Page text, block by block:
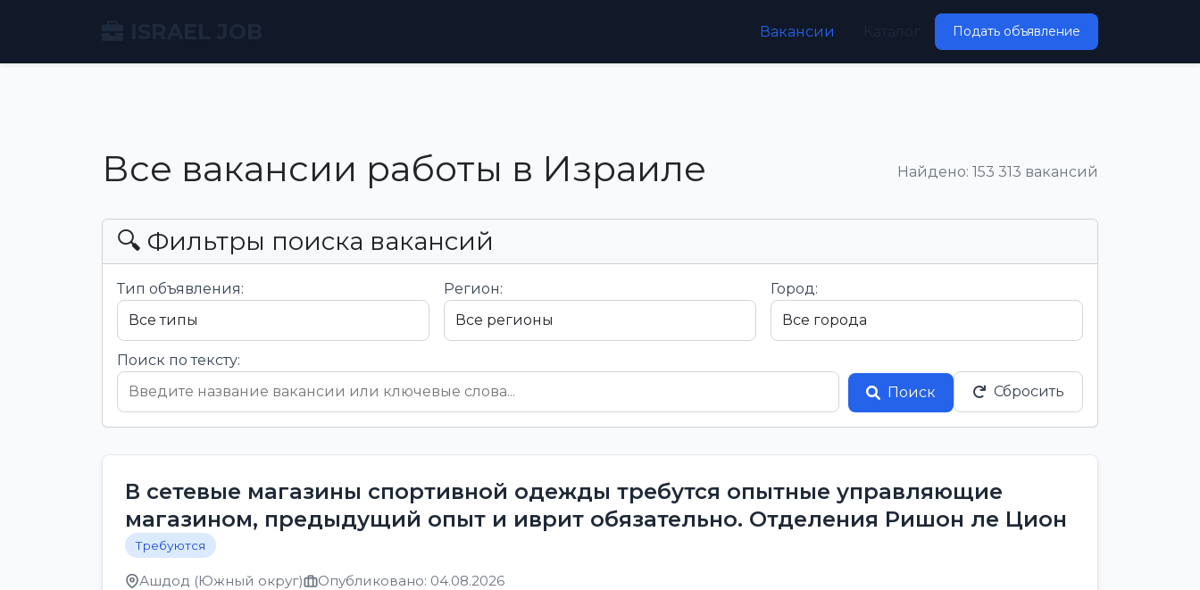
Вакансии Подать объявление
Все вакансии работы в Израиле Найдено: 153 313 вакансий
🔍 Фильтры поиска вакансий
Тип объявления: Регион: Город:
Поиск по тексту:
Поиск
Сбросить
В сетевые магазины спортивной одежды требутся опытные управляющие
магазином, предыдущий опыт и иврит обязательно. Отделения Ришон ле Цион
Требуются
Ашдод (Южный округ) Опубликовано: 04.08.2026